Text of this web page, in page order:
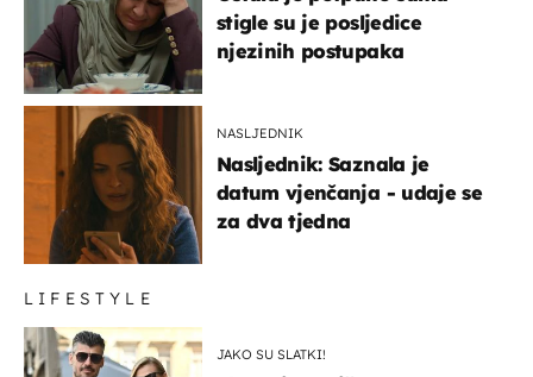
stigle su je posljedice
njezinih postupaka
NASLJEDNIK
Nasljednik: Saznala je
datum vjenčanja - udaje se
za dva tjedna
LIFESTYLE
JAKO SU SLATKI!